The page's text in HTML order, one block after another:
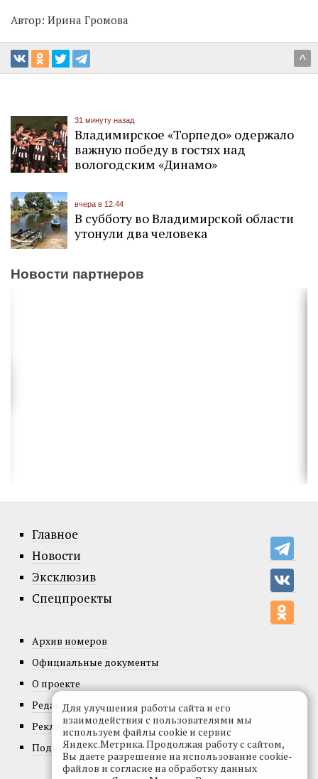
Автор: Ирина Громова
^
31 минуту назад
Владимирское «Торпедо» одержало
важную победу в гостях над
вологодским «Динамо»
вчера в 12:44
В субботу во Владимирской области
утонули два человека
Новости партнеров
Главное
Новости
Эксклюзив
Спецпроекты
Архив номеров
Официальные документы
О проекте
Редакция
Реклама
Подписка
Для улучшения работы сайта и его
взаимодействия с пользователями мы
используем файлы cookie и сервис
Яндекс.Метрика. Продолжая работу с сайтом,
Вы даете разрешение на использование cookie-
файлов и согласие на обработку данных